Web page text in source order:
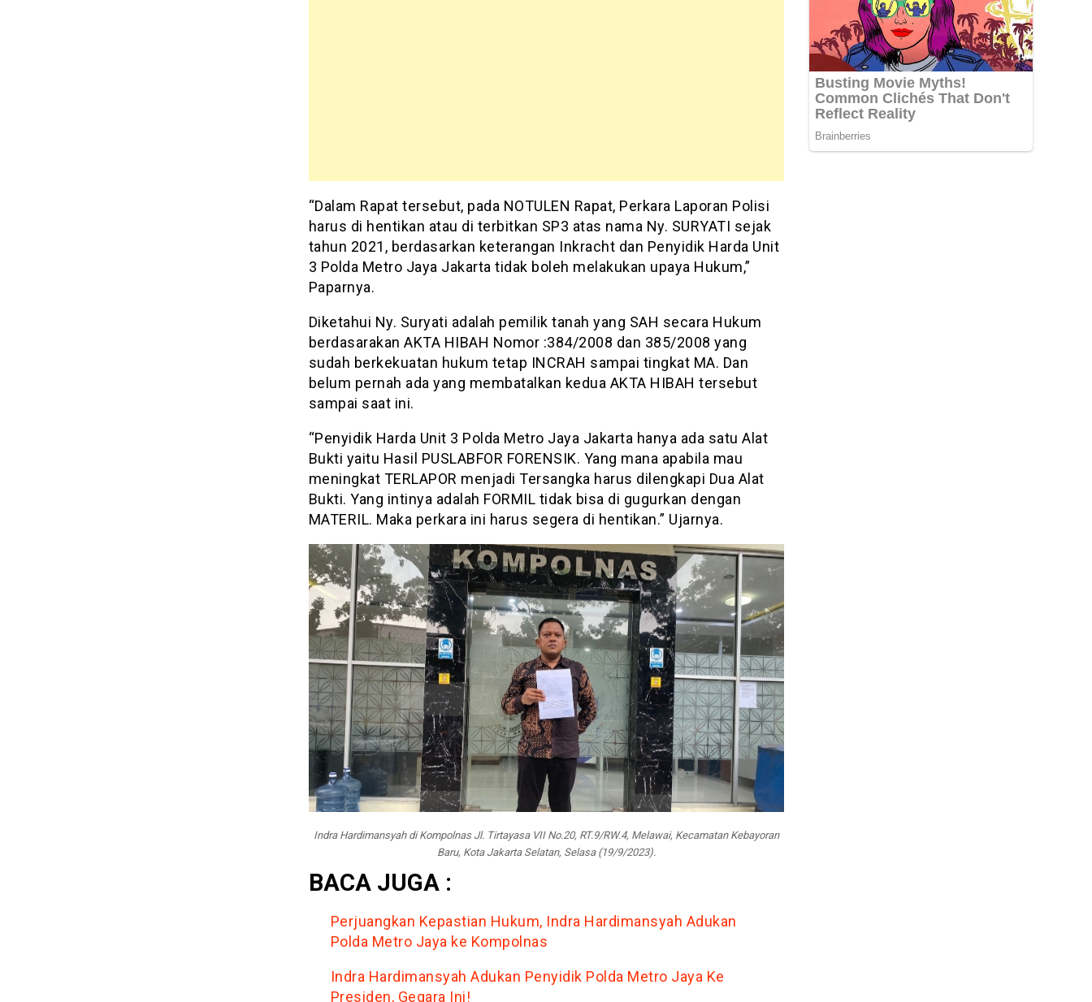
“Dalam Rapat tersebut, pada NOTULEN Rapat, Perkara Laporan Polisi
harus di hentikan atau di terbitkan SP3 atas nama Ny. SURYATI sejak
tahun 2021, berdasarkan keterangan Inkracht dan Penyidik Harda Unit
3 Polda Metro Jaya Jakarta tidak boleh melakukan upaya Hukum,”
Paparnya.
Diketahui Ny. Suryati adalah pemilik tanah yang SAH secara Hukum
berdasarakan AKTA HIBAH Nomor :384/2008 dan 385/2008 yang
sudah berkekuatan hukum tetap INCRAH sampai tingkat MA. Dan
belum pernah ada yang membatalkan kedua AKTA HIBAH tersebut
sampai saat ini.
“Penyidik Harda Unit 3 Polda Metro Jaya Jakarta hanya ada satu Alat
Bukti yaitu Hasil PUSLABFOR FORENSIK. Yang mana apabila mau
meningkat TERLAPOR menjadi Tersangka harus dilengkapi Dua Alat
Bukti. Yang intinya adalah FORMIL tidak bisa di gugurkan dengan
MATERIL. Maka perkara ini harus segera di hentikan.” Ujarnya.
Indra Hardimansyah di Kompolnas Jl. Tirtayasa VII No.20, RT.9/RW.4, Melawai, Kecamatan Kebayoran
Baru, Kota Jakarta Selatan, Selasa (19/9/2023).
BACA JUGA :
Perjuangkan Kepastian Hukum, Indra Hardimansyah Adukan
Polda Metro Jaya ke Kompolnas
Indra Hardimansyah Adukan Penyidik Polda Metro Jaya Ke
Presiden, Gegara Ini!